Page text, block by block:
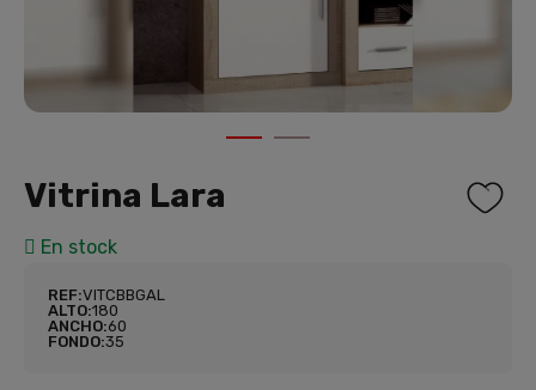
Vitrina Lara
En stock
REF:VITCBBGAL
ALTO:180
ANCHO:60
FONDO:35